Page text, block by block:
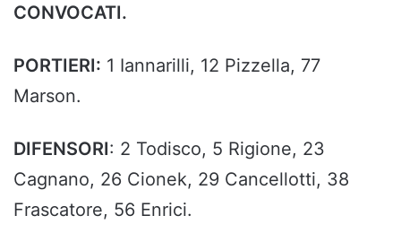
CONVOCATI.
PORTIERI: 1 Iannarilli, 12 Pizzella, 77
Marson.
DIFENSORI: 2 Todisco, 5 Rigione, 23
Cagnano, 26 Cionek, 29 Cancellotti, 38
Frascatore, 56 Enrici.